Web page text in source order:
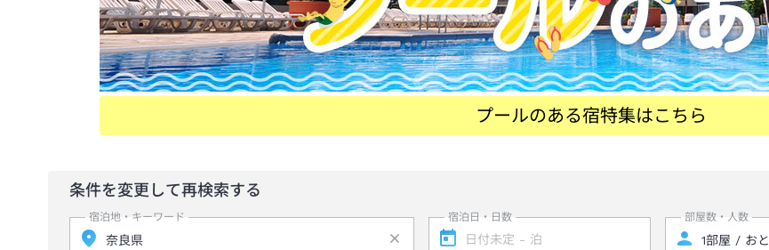
プールのある宿特集はこちら
条件を変更して再検索する
宿泊地・キーワード 宿泊日・日数 部屋数・人数